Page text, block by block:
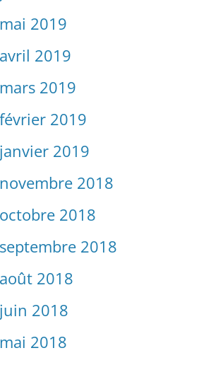
mai 2019
avril 2019
mars 2019
février 2019
janvier 2019
novembre 2018
octobre 2018
septembre 2018
août 2018
juin 2018
mai 2018